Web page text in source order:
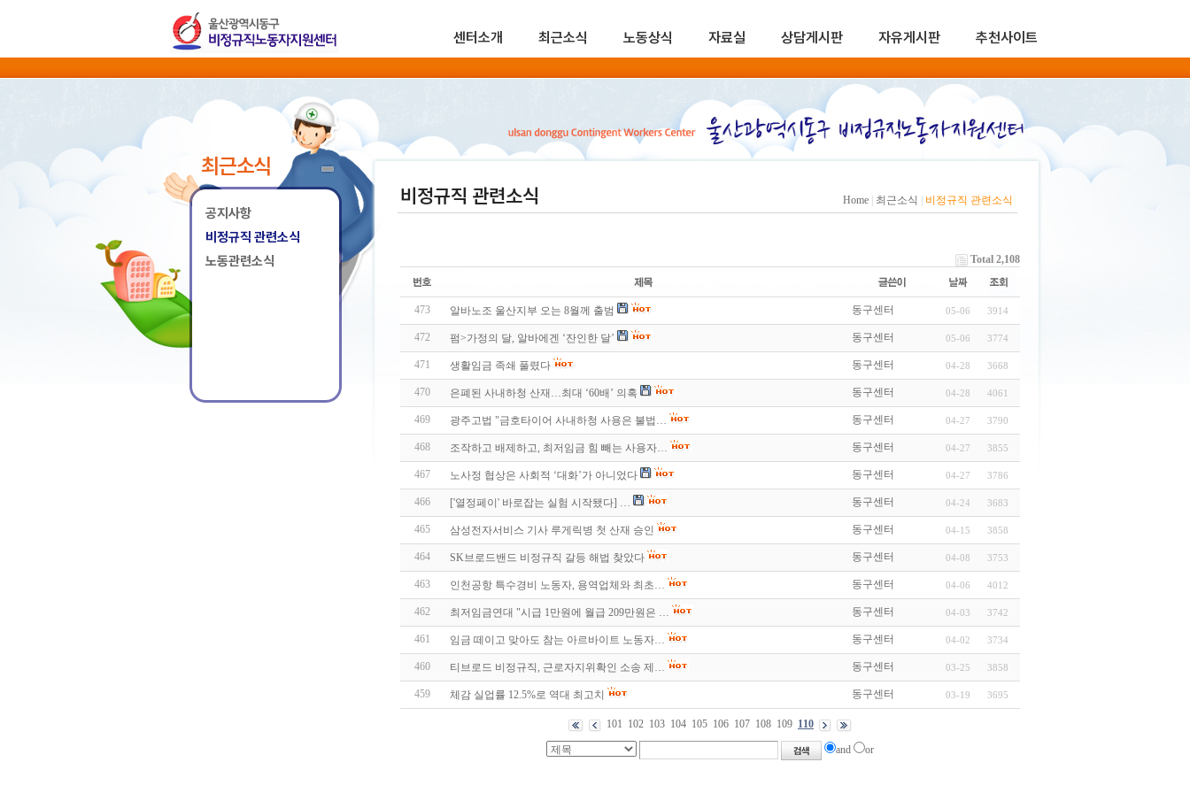
센터소개 최근소식 노동상식 자료실 상담게시판 자유게시판 추천사이트
최근소식
공지사항
비정규직 관련소식
노동관련소식
비정규직 관련소식 Home 최근소식 비정규직 관련소식
Total 2,108
473 알바노조 울산지부 오는 8월께 출범 동구센터 05-06 3914
472 펌>가정의 달, 알바에겐 ‘잔인한 달’ 동구센터 05-06 3774
471 생활임금 족쇄 풀렸다 동구센터 04-28 3668
470 은폐된 사내하청 산재…최대 ‘60배’ 의혹 동구센터 04-28 4061
469 광주고법 "금호타이어 사내하청 사용은 불법… 동구센터 04-27 3790
468 조작하고 배제하고, 최저임금 힘 빼는 사용자… 동구센터 04-27 3855
467 노사정 협상은 사회적 ‘대화’가 아니었다 동구센터 04-27 3786
466 ['열정페이' 바로잡는 실험 시작됐다] … 동구센터 04-24 3683
465 삼성전자서비스 기사 루게릭병 첫 산재 승인 동구센터 04-15 3858
464 SK브로드밴드 비정규직 갈등 해법 찾았다 동구센터 04-08 3753
463 인천공항 특수경비 노동자, 용역업체와 최초… 동구센터 04-06 4012
462 최저임금연대 "시급 1만원에 월급 209만원은 … 동구센터 04-03 3742
461 임금 떼이고 맞아도 참는 아르바이트 노동자… 동구센터 04-02 3734
460 티브로드 비정규직, 근로자지위확인 소송 제… 동구센터 03-25 3858
459 체감 실업률 12.5%로 역대 최고치 동구센터 03-19 3695
101 102 103 104 105 106 107 108 109 110
and or